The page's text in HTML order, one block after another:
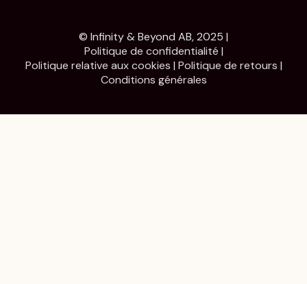
© Infinity & Beyond AB, 2025 |
Politique de confidentialité |
Politique relative aux cookies | Politique de retours |
Conditions générales